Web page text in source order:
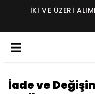
İKI VE ÜZERI
İade ve